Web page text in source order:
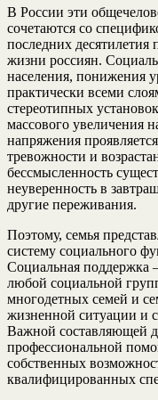
В России эти
сочетаются со
последних десятилетия
жизни россиян.
населения, понижения
практически всеми
стереотипных
массового увеличения
напряжения
тревожности и
бессмысленность
неуверенность в
другие переживания.
Поэтому, семья
систему социального
Социальная поддержка
любой социальной
многодетных семей и
жизненной ситуации и
Важной составляющей
профессиональной
собственных
квалифицированных